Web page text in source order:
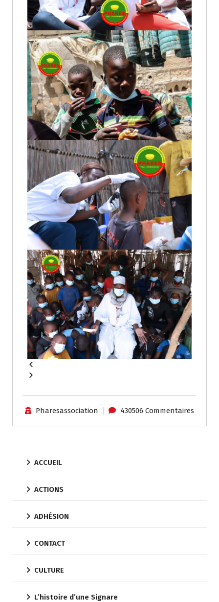
Pharesassociation 430506 Commentaires
ACCUEIL
ACTIONS
ADHÉSION
CONTACT
CULTURE
L’histoire d’une Signare